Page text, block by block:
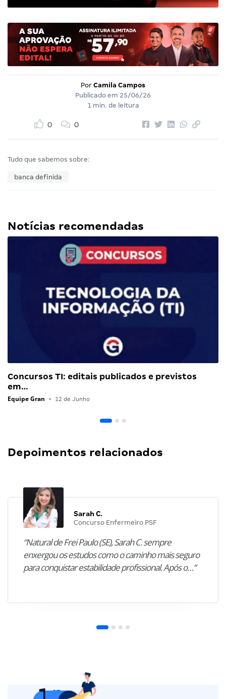
Por Camila Campos
Publicado em 25/06/26
1 min. de leitura
0 0
Tudo que sabemos sobre:
banca definida
Notícias recomendadas
Concursos TI: editais publicados e previstos
em…
Equipe Gran • 12 de Junho
Depoimentos relacionados
Sarah C.
Concurso Enfermeiro PSF
“Natural de Frei Paulo (SE), Sarah C. sempre
enxergou os estudos como o caminho mais seguro
para conquistar estabilidade profissional. Após o…”